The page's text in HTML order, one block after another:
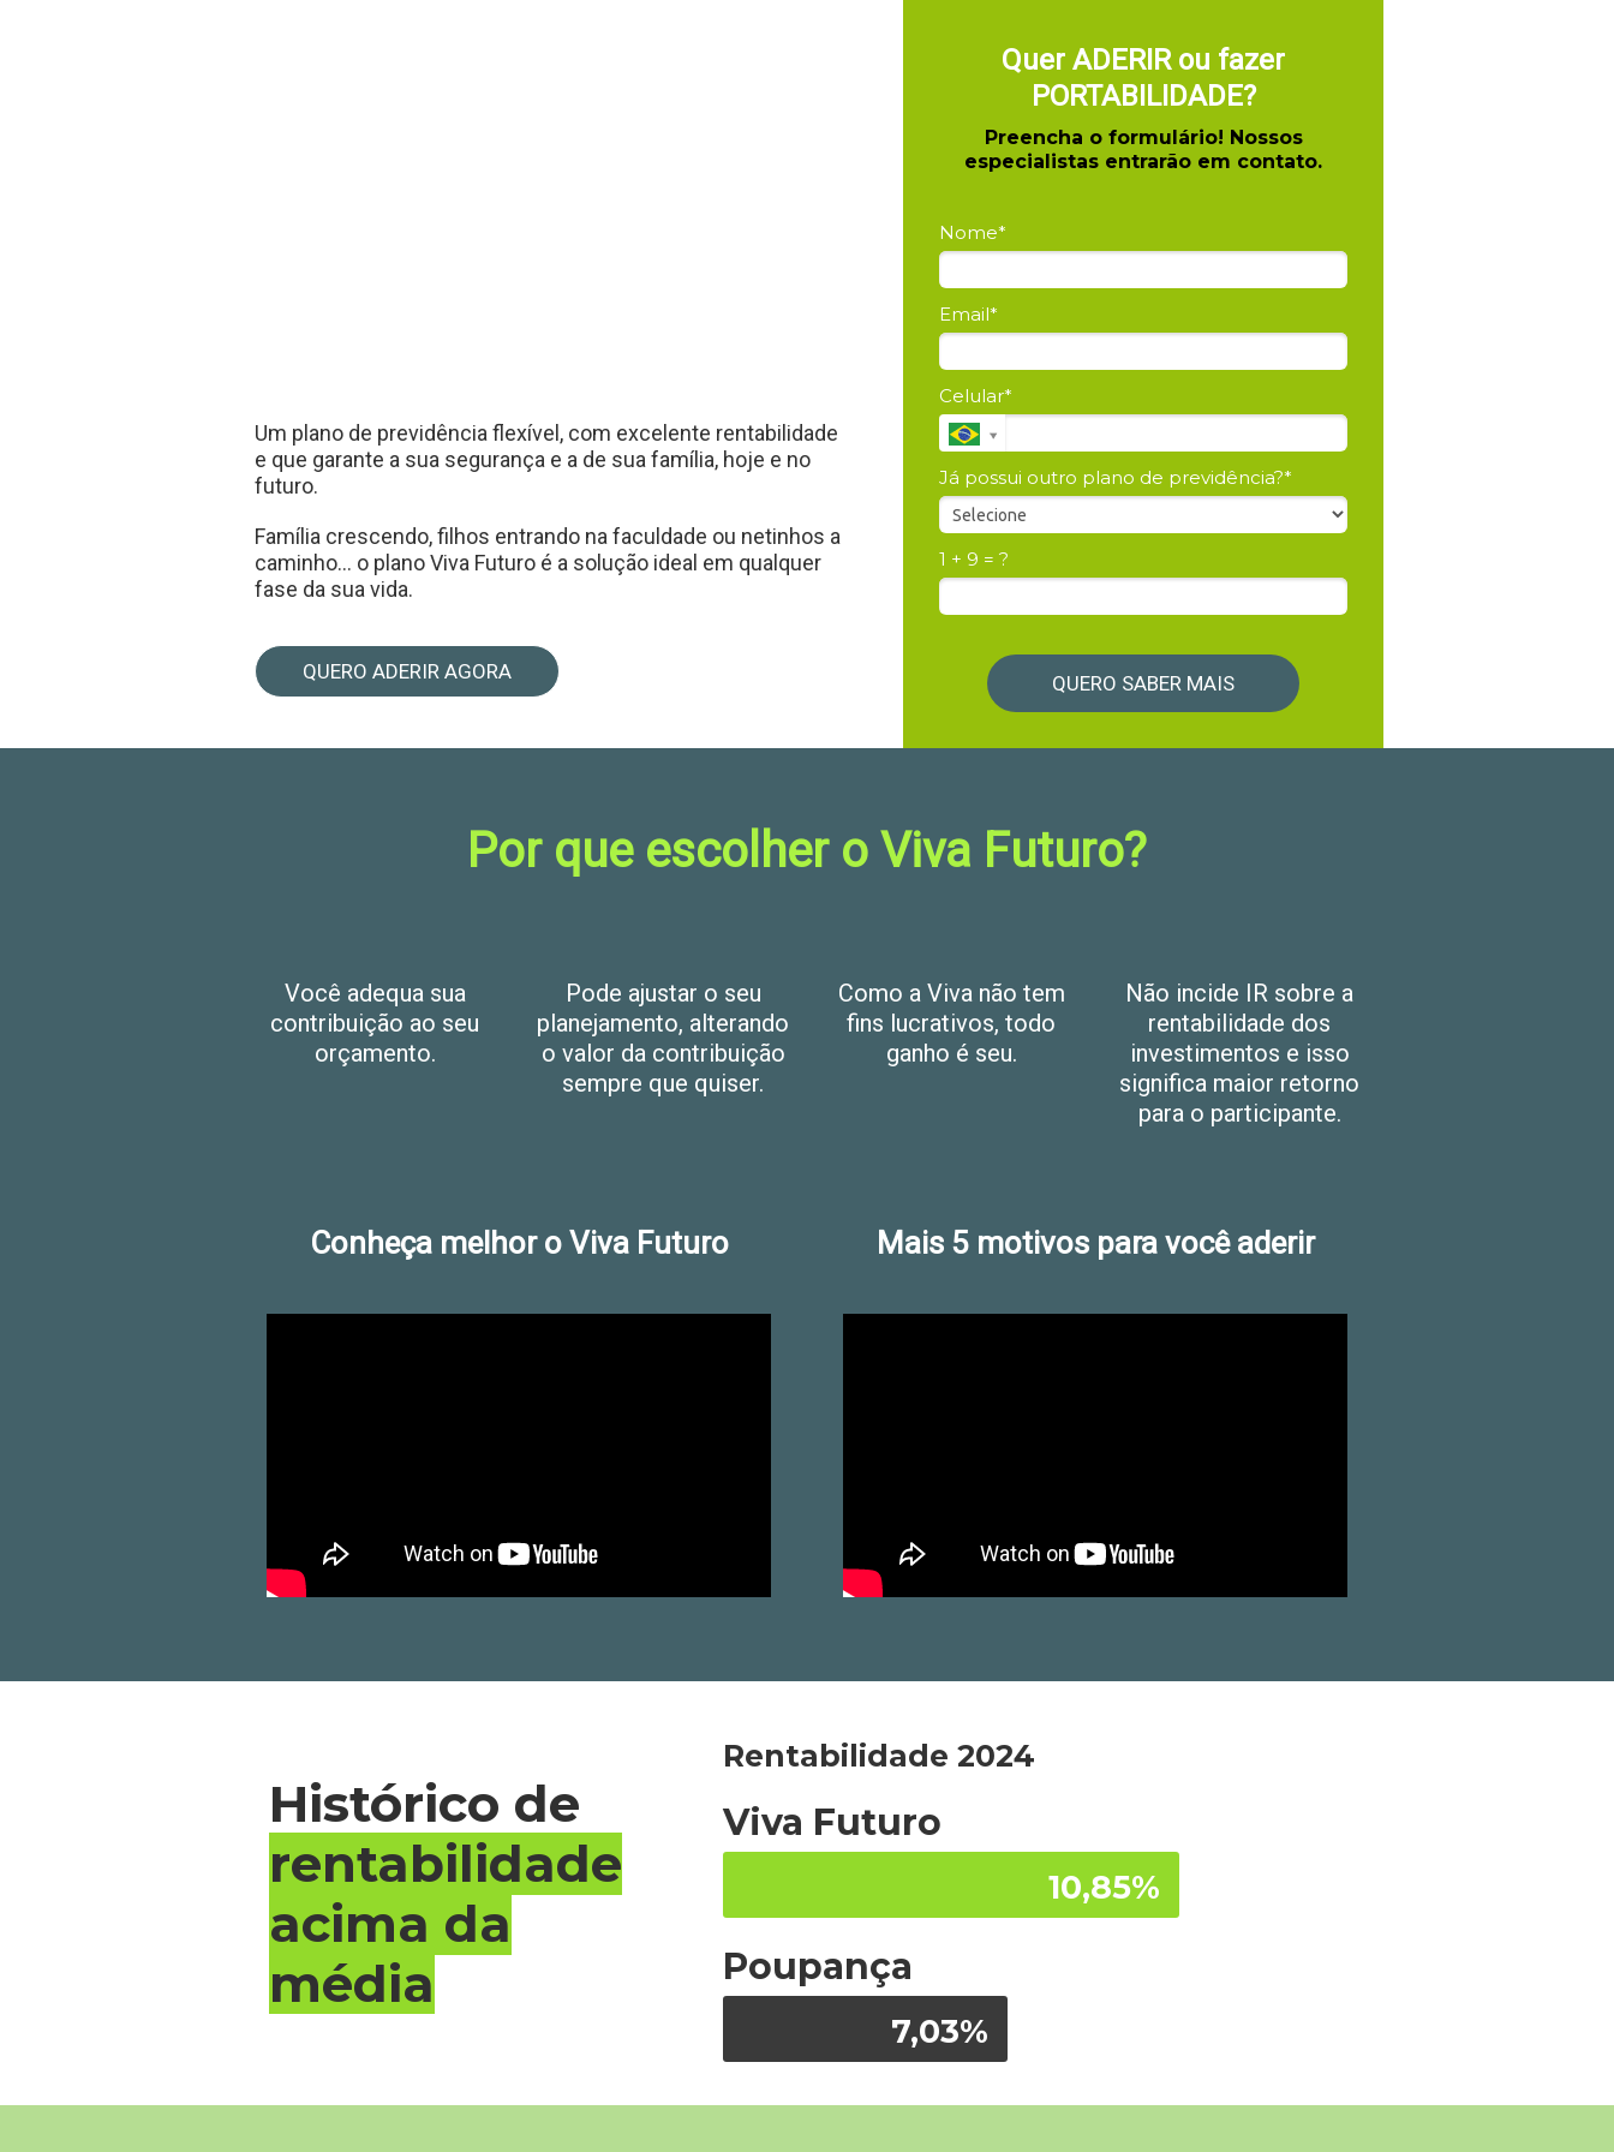
Um plano de previdência flexível, com excelente rentabilidade
e que garante a sua segurança e a de sua família, hoje e no
futuro.
Família crescendo, filhos entrando na faculdade ou netinhos a
caminho... o plano Viva Futuro é a solução ideal em qualquer
fase da sua vida.
QUERO ADERIR AGORA
Quer ADERIR ou fazer
PORTABILIDADE?
Preencha o formulário! Nossos
especialistas entrarão em contato.
Nome*
Email*
Celular*
Já possui outro plano de previdência?*
1 + 9 = ?
QUERO SABER MAIS
Por que escolher o Viva Futuro?
Você adequa sua
contribuição ao seu
orçamento.
Pode ajustar o seu
planejamento, alterando
o valor da contribuição
sempre que quiser.
Como a Viva não tem
fins lucrativos, todo
ganho é seu.
Não incide IR sobre a
rentabilidade dos
investimentos e isso
significa maior retorno
para o participante.
Conheça melhor o Viva Futuro Mais 5 motivos para você aderir
Histórico de
rentabilidade
acima da
média
Rentabilidade 2024
Viva Futuro
Poupança